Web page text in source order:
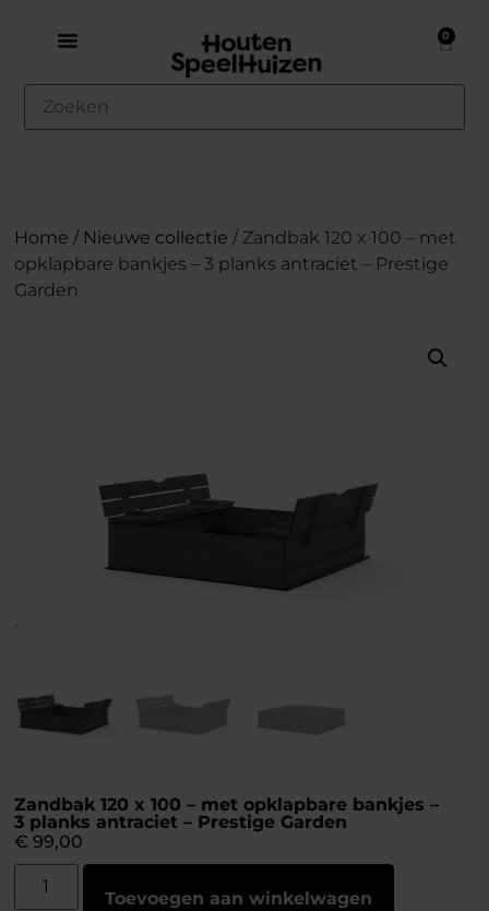
0
Zandbak 120 x 100 – met opklapbare bankjes –
3 planks antraciet – Prestige Garden
€ 99,00
Toevoegen aan winkelwagen
Home / Nieuwe collectie / Zandbak 120 x 100 – met
opklapbare bankjes – 3 planks antraciet – Prestige
Garden